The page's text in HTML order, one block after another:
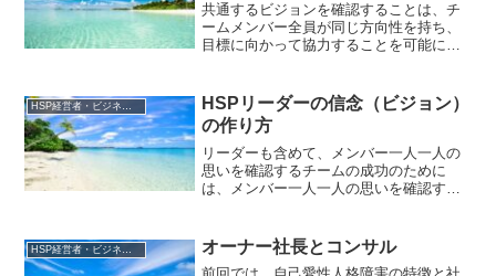
共通するビジョンを確認することは、チ
ームメンバー全員が同じ方向性を持ち、
目標に向かって協力することを可能にし
味を探求することで、チームメンバーが
ビジョンを深く理解し、共...
HSP経営者・ビジネスリーダー
HSPリーダーの信念（ビジョン）
の作り方
リーダーも含めて、メンバー一人一人の
思いを確認するチームの成功のために
は、メンバー一人一人の思いを確認する
全体の方向性や目標を明確にすることが
できます。以下に、メンバー...
オーナー社長とコンサル